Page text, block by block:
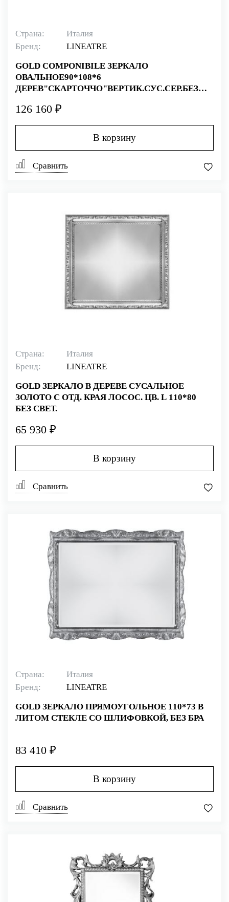
Страна:
Италия
Бренд:
LINEATRE
GOLD COMPONIBILE ЗЕРКАЛО
ОВАЛЬНОЕ90*108*6
ДЕРЕВ"СКАРТОЧЧО"ВЕРТИК.СУС.СЕР.БЕЗ
126 160 ₽
В корзину
Сравнить
Страна:
Италия
Бренд:
LINEATRE
GOLD ЗЕРКАЛО В ДЕРЕВЕ СУСАЛЬНОЕ
ЗОЛОТО С ОТД. КРАЯ ЛОСОС. ЦВ. L 110*80
БЕЗ СВЕТ.
65 930 ₽
В корзину
Сравнить
Страна:
Италия
Бренд:
LINEATRE
GOLD ЗЕРКАЛО ПРЯМОУГОЛЬНОЕ 110*73 В
ЛИТОМ СТЕКЛЕ СО ШЛИФОВКОЙ, БЕЗ БРА
83 410 ₽
В корзину
Сравнить